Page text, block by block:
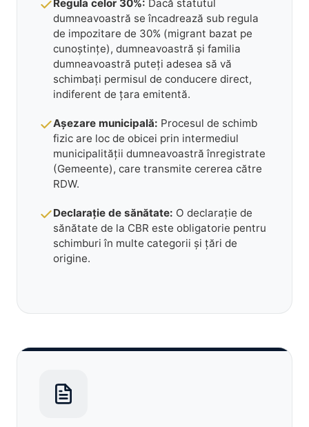
Regula celor 30%: Dacă statutul
dumneavoastră se încadrează sub regula
de impozitare de 30% (migrant bazat pe
cunoștințe), dumneavoastră și familia
dumneavoastră puteți adesea să vă
schimbați permisul de conducere direct,
indiferent de țara emitentă.
Așezare municipală: Procesul de schimb
fizic are loc de obicei prin intermediul
municipalității dumneavoastră înregistrate
(Gemeente), care transmite cererea către
RDW.
Declarație de sănătate: O declarație de
sănătate de la CBR este obligatorie pentru
schimburi în multe categorii și țări de
origine.